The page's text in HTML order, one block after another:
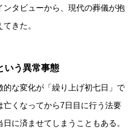
ンタビューから、現代の葬儀が抱
きた。
いう異常事態
的な変化が「繰り上げ初七日」で
亡くなってから7日目に行う法要
に済ませてしまうこともある。